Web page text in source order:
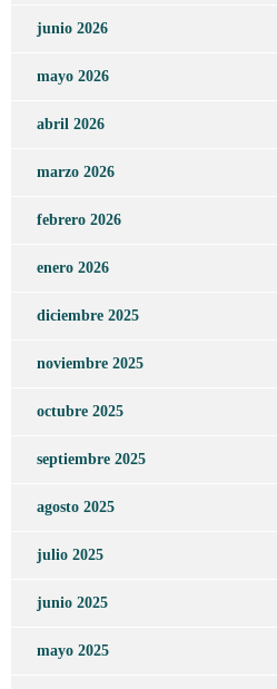
junio 2026
mayo 2026
abril 2026
marzo 2026
febrero 2026
enero 2026
diciembre 2025
noviembre 2025
octubre 2025
septiembre 2025
agosto 2025
julio 2025
junio 2025
mayo 2025